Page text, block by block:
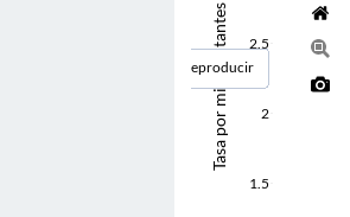
1.5
2
2.5
Tasa por mil habitantes
Reproducir